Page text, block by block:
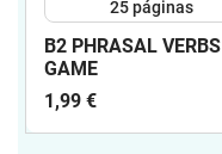
25páginas
B2 PHRASAL VERBS
GAME
1,99 €